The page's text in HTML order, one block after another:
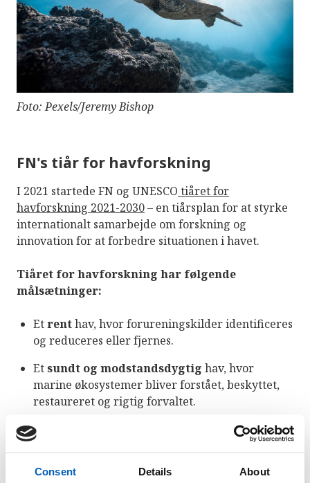
Consent Details About
Foto: Pexels/Jeremy Bishop
FN's tiår for havforskning
I 2021 startede FN og UNESCO tiåret for
havforskning 2021-2030– en tiårsplan for at styrke
internationalt samarbejde om forskning og
innovation for at forbedre situationen i havet.
Tiåret for havforskning har følgende
målsætninger:
Etrenthav, hvor forureningskilder identificeres
og reduceres eller fjernes.
Etsundt og modstandsdygtig hav, hvor
marine økosystemer bliver forstået, beskyttet,
restaureret og rigtig forvaltet.
Et
hav, der støtter bæredygtig
madforsyning og en bæredygtig havøkonomi.
Etforudsigeligt
hav, hvor samfundet har god